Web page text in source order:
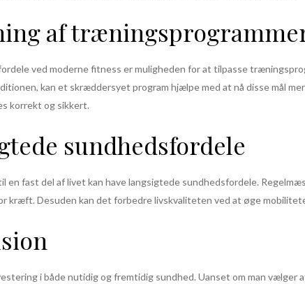
af
ved moderne fitness er muligheden for at tilpasse
kan et skræddersyet program hjælpe med at nå disse mål
korrekt og sikkert.
sundhedsfordele
fast del af livet kan have langsigtede sundhedsfordele.
kræft. Desuden kan det forbedre livskvaliteten ved at øge
i både nutidig og fremtidig sundhed. Uanset om man vælger